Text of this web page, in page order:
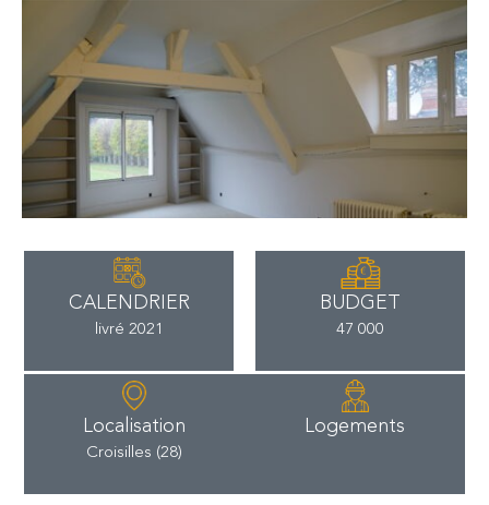
CALENDRIER
livré 2021
BUDGET
47 000
Localisation
Croisilles (28)
Logements